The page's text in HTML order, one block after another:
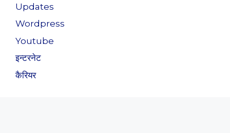
Updates
Wordpress
Youtube
इन्टरनेट
कैरियर